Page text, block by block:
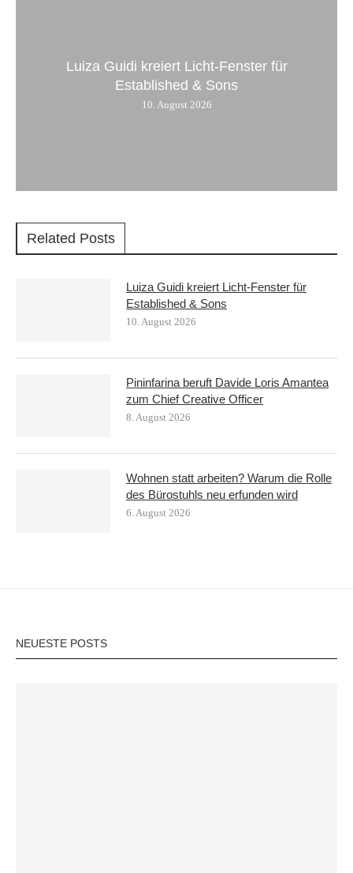
Luiza Guidi kreiert Licht-Fenster für
Established & Sons
10. August 2026
Related Posts
Luiza Guidi kreiert Licht-Fenster für
Established & Sons
10. August 2026
Pininfarina beruft Davide Loris Amantea
zum Chief Creative Officer
8. August 2026
Wohnen statt arbeiten? Warum die Rolle
des Bürostuhls neu erfunden wird
6. August 2026
NEUESTE POSTS